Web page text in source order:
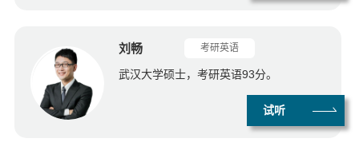
刘畅 考研英语
武汉大学硕士，考研英语93分。
试听